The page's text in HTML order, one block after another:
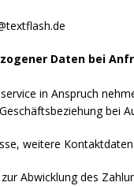
Daten bei
in Anspruch
bei
weitere
Abwicklung des